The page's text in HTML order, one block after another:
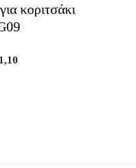
κοριτσάκι
1,10